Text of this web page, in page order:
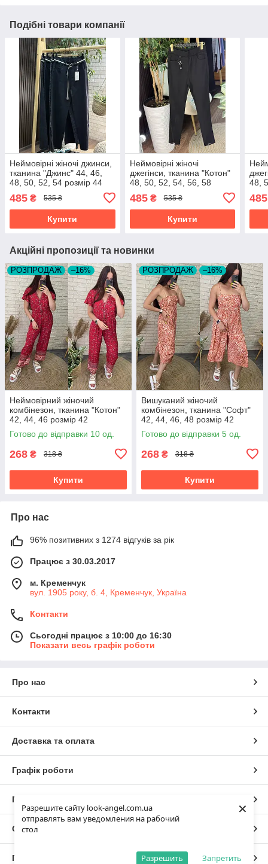
Разрешите сайту look-angel.com.ua
отправлять вам уведомления на рабочий
стол
Запретить
Разрешить
×
Подібні товари компанії
Неймовірні жіночі джинси,
тканина "Джинс" 44, 46,
48, 50, 52, 54 розмір 44
485 ₴ 535 ₴
Купити
Неймовірні жіночі
джегінси, тканина "Котон"
48, 50, 52, 54, 56, 58
485₴ 535 ₴
Купити
48,
485
Акційні пропозиції та новинки
РОЗПРОДАЖ –16%
Неймовірний жіночий
комбінезон, тканина "Котон"
42, 44, 46 розмір 42
Готово до відправки 10 од.
268 ₴ 318 ₴
Купити
РОЗПРОДАЖ –16%
Вишуканий жіночий
комбінезон, тканина "Софт"
42, 44, 46, 48 розмір 42
Готово до відправки 5 од.
268 ₴ 318 ₴
Купити
Про нас
96% позитивних з 1274 відгуків за рік
Працює з 30.03.2017
м. Кременчук
вул. 1905 року, б. 4, Кременчук, Україна
Контакти
Сьогодні працює з 10:00 до 16:30
Показати весь графік роботи
Про нас
Контакти
Доставка та оплата
Графік роботи
Повна версія сайту
Сайт створено на маркетплейсі
Політика конфіденційності